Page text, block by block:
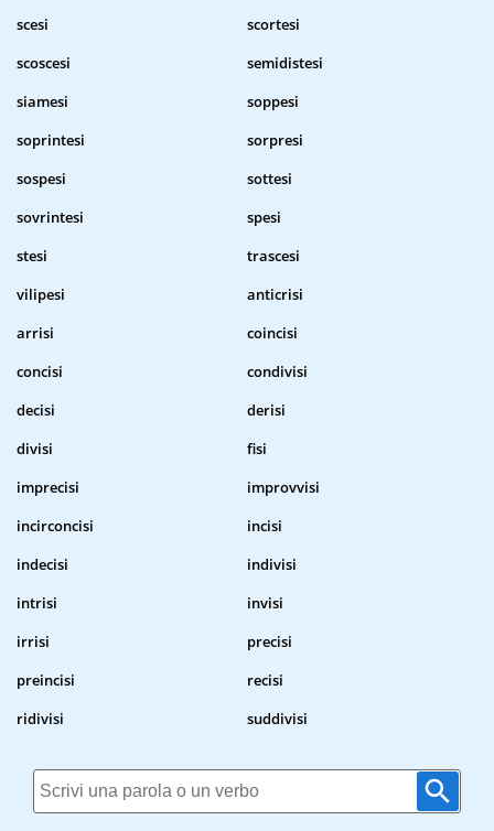
scesi
scortesi
scoscesi
semidistesi
siamesi
soppesi
soprintesi
sorpresi
sospesi
sottesi
sovrintesi
spesi
stesi
trascesi
vilipesi
anticrisi
arrisi
coincisi
concisi
condivisi
decisi
derisi
divisi
fisi
imprecisi
improvvisi
incirconcisi
incisi
indecisi
indivisi
intrisi
invisi
irrisi
precisi
preincisi
recisi
ridivisi
suddivisi